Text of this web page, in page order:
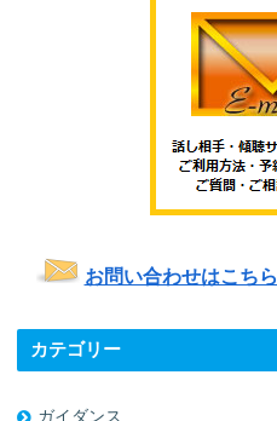
お問い合わせはこちら
カテゴリー
ガイダンス